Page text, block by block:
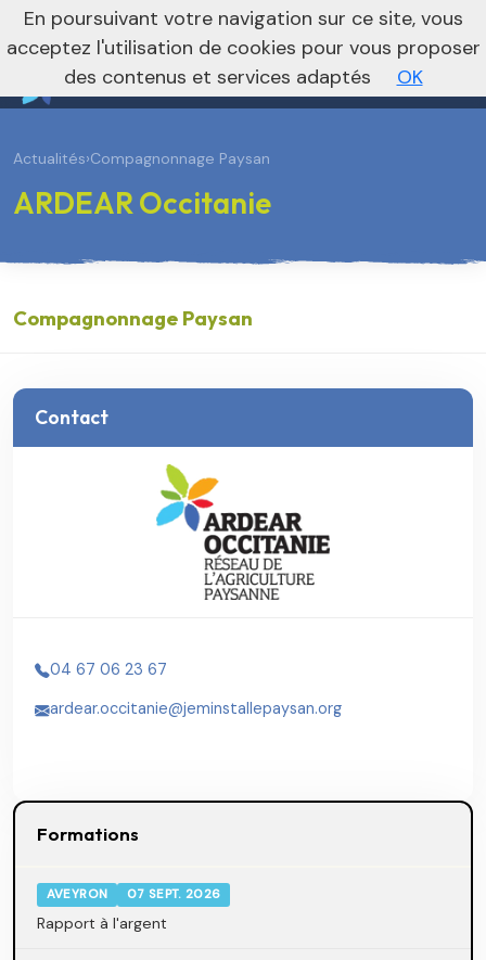
Vers le site national
Actualités›Compagnonnage Paysan
ARDEAR Occitanie
Compagnonnage Paysan
Contact
04 67 06 23 67
ardear.occitanie@jeminstallepaysan.org
Formations
AVEYRON 07 SEPT. 2026
Rapport à l'argent
En poursuivant votre navigation sur ce site, vous
acceptez l'utilisation de cookies pour vous proposer
des contenus et services adaptés
OK